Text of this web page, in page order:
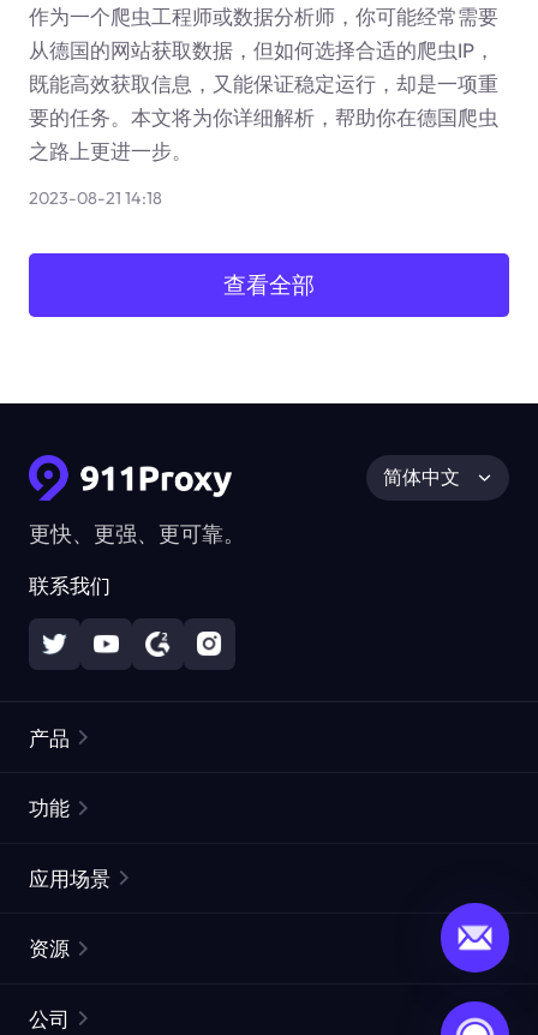
作为一个爬虫工程师或数据分析师，你可能经常需要
从德国的网站获取数据，但如何选择合适的爬虫IP，
既能高效获取信息，又能保证稳定运行，却是一项重
要的任务。本文将为你详细解析，帮助你在德国爬虫
之路上更进一步。
2023-08-21 14:18
查看全部
更快、更强、更可靠。
联系我们
简体中文
产品
静态住宅代理
网页抓取 API
功能
ISP代理
应用场景
市场研究
资源
公司